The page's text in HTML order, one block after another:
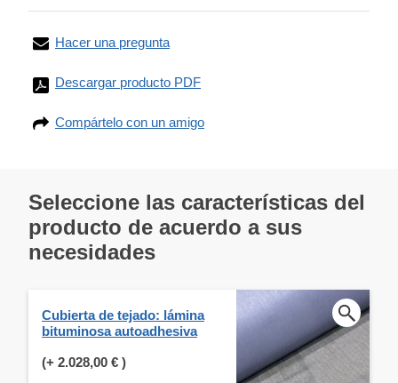
Hacer una pregunta
Descargar producto PDF
Compártelo con un amigo
Seleccione las características del
producto de acuerdo a sus
necesidades
Cubierta de tejado: lámina
bituminosa autoadhesiva
(+ 2.028,00 € )